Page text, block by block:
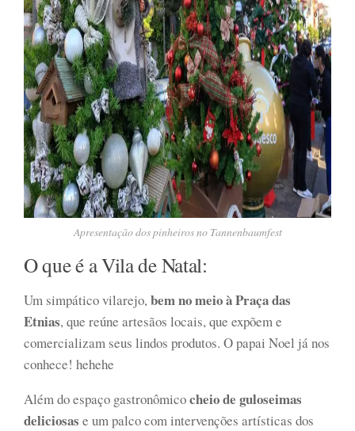
Apresentação dos pinheiros no Tannenbaumfest
O que é a Vila de Natal:
Um simpático vilarejo,bem no meio à Praça das
Etnias, que reúne artesãos locais, que expõem e
comercializam seus lindos produtos. O papai Noel já nos
conhece! hehehe
Além do espaço gastronômicocheio de guloseimas
deliciosas e um palco com intervenções artísticas dos